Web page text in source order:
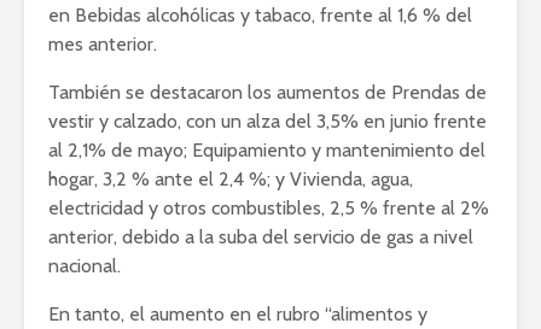
en Bebidas alcohólicas y tabaco, frente al 1,6 % del
mes anterior.
También se destacaron los aumentos de Prendas de
vestir y calzado, con un alza del 3,5% en junio frente
al 2,1% de mayo; Equipamiento y mantenimiento del
hogar, 3,2 % ante el 2,4 %; y Vivienda, agua,
electricidad y otros combustibles, 2,5 % frente al 2%
anterior, debido a la suba del servicio de gas a nivel
nacional.
En tanto, el aumento en el rubro “alimentos y